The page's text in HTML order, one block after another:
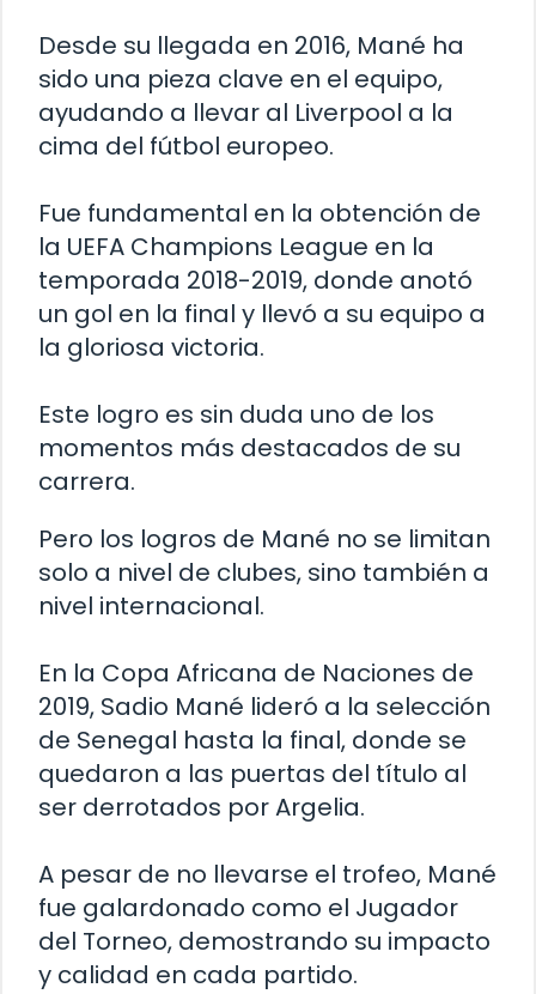
Desde su llegada en 2016, Mané ha
sido una pieza clave en el equipo,
ayudando a llevar al Liverpool a la
cima del fútbol europeo.
Fue fundamental en la obtención de
la UEFA Champions League en la
temporada 2018-2019, donde anotó
un gol en la final y llevó a su equipo a
la gloriosa victoria.
Este logro es sin duda uno de los
momentos más destacados de su
carrera.
Pero los logros de Mané no se limitan
solo a nivel de clubes, sino también a
nivel internacional.
En la Copa Africana de Naciones de
2019, Sadio Mané lideró a la selección
de Senegal hasta la final, donde se
quedaron a las puertas del título al
ser derrotados por Argelia.
A pesar de no llevarse el trofeo, Mané
fue galardonado como el Jugador
del Torneo, demostrando su impacto
y calidad en cada partido.